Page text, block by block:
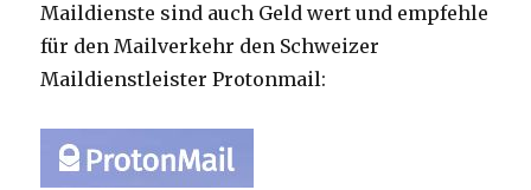
Maildienste sind auch Geld wert und empfehle
für den Mailverkehr den Schweizer
Maildienstleister Protonmail: